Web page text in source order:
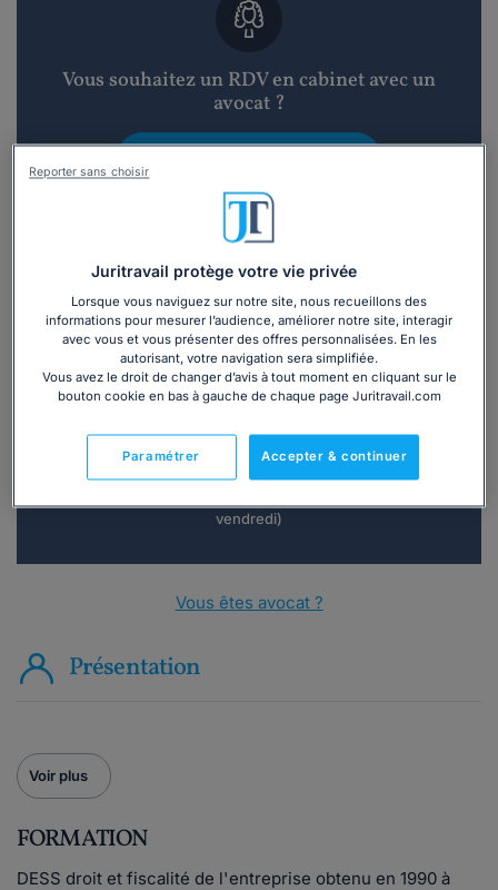
Vous souhaitez un RDV en cabinet avec un
avocat ?
3 devis en 48h
Vous souhaitez une consultation par
téléphone ?
Consulter immédiatement
vendredi)
Vous êtes avocat ?
Présentation
Voir plus
FORMATION
DESS droit et fiscalité de l'entreprise obtenu en 1990 à
Juritravail protège votre vie privée
Lorsque vous naviguez sur notre site, nous recueillons des
informations pour mesurer l’audience, améliorer notre site, interagir
avec vous et vous présenter des offres personnalisées. En les
autorisant, votre navigation sera simplifiée.
Vous avez le droit de changer d’avis à tout moment en cliquant sur le
bouton cookie en bas à gauche de chaque page Juritravail.com
Accepter & continuer
Paramétrer
Reporter sans choisir